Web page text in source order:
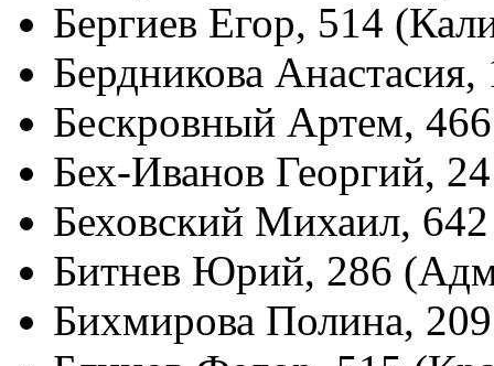
Бергиев Егор, 514
Бердникова
Бескровный Артем,
Бех-Иванов Георгий,
Беховский Михаил,
Битнев Юрий, 286
Бихмирова Полина,